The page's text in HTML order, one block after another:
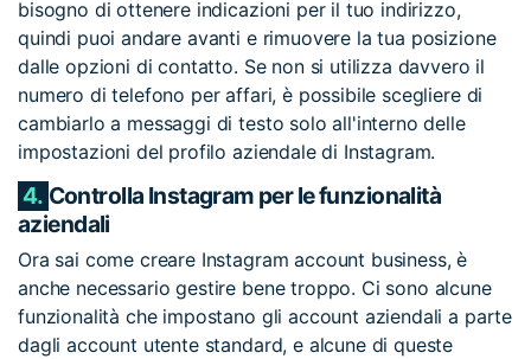
bisogno di ottenere indicazioni per il tuo indirizzo,
quindi puoi andare avanti e rimuovere la tua posizione
dalle opzioni di contatto. Se non si utilizza davvero il
numero di telefono per affari, è possibile scegliere di
cambiarlo a messaggi di testo solo all'interno delle
impostazioni del profilo aziendale di Instagram.
4. Controlla Instagram per le funzionalità
aziendali
Ora sai come creare Instagram account business, è
anche necessario gestire bene troppo. Ci sono alcune
funzionalità che impostano gli account aziendali a parte
dagli account utente standard, e alcune di queste